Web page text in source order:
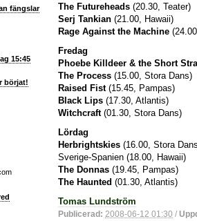
fängslar
15:45
börjat!
The Futureheads (20.30, Teater)
Serj Tankian (21.00, Hawaii)
Rage Against the Machine
Fredag
Phoebe Killdeer & the Short
The Process (15.00, Stora Dans)
Raised Fist(15.45, Pampas)
Black Lips (17.30, Atlantis)
Witchcraft(01.30, Stora Dans)
Lördag
Herbrightskies (16.00, Stora
Sverige-Spanien (18.00, Hawaii)
The Donnas (19.45, Pampas)
The Haunted (01.30, Atlantis)
Tomas Lundström
Publicerad: 2008-06-12 01:30 /